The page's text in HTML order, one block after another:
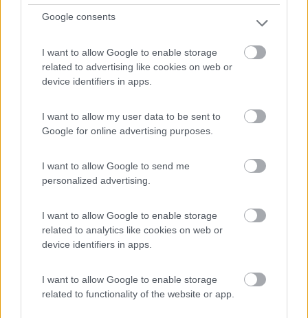
Google consents
I want to allow Google to enable storage
related to advertising like cookies on web or
device identifiers in apps.
I want to allow my user data to be sent to
Google for online advertising purposes.
I want to allow Google to send me
personalized advertising.
I want to allow Google to enable storage
related to analytics like cookies on web or
device identifiers in apps.
I want to allow Google to enable storage
related to functionality of the website or app.
Area di sosta (PS)
Ostello Il Lescuso
4,8
Servizi / Posizione
A 2 km dal paese e a un passo dalla cascata di Trevi,